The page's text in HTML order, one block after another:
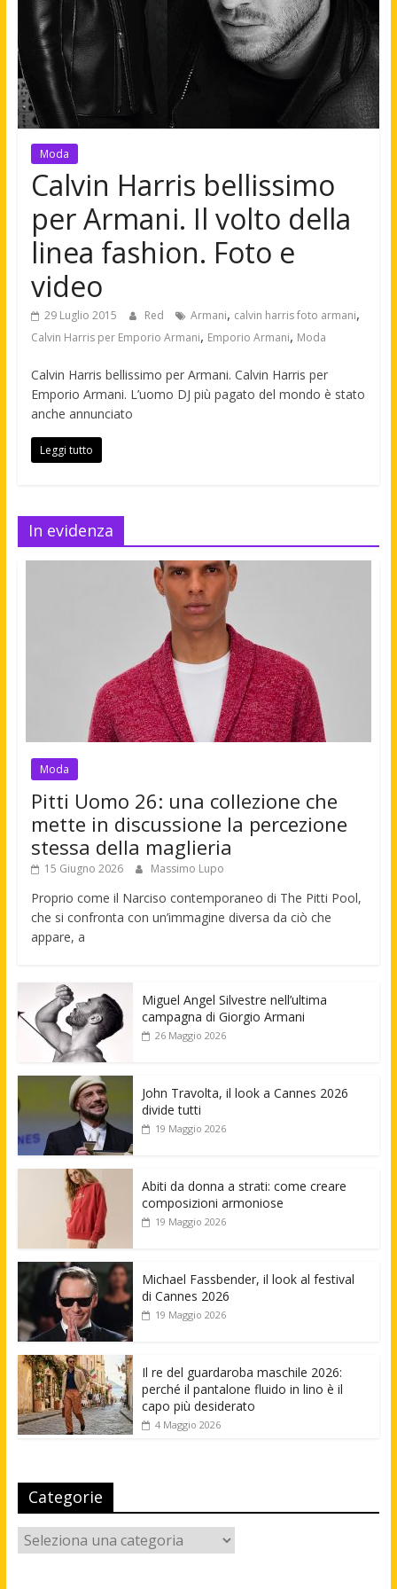
Moda
Calvin Harris bellissimo
per Armani. Il volto della
linea fashion. Foto e
video
29 Luglio 2015 Red Armani, calvin harris foto armani,
Calvin Harris per Emporio Armani, Emporio Armani, Moda
Calvin Harris bellissimo per Armani. Calvin Harris per
Emporio Armani. L’uomo DJ più pagato del mondo è stato
anche annunciato
Leggi tutto
In evidenza
Moda
Pitti Uomo 26: una collezione che
mette in discussione la percezione
stessa della maglieria
15 Giugno 2026 Massimo Lupo
Proprio come il Narciso contemporaneo di The Pitti Pool,
che si confronta con un’immagine diversa da ciò che
appare, a
Miguel Angel Silvestre nell’ultima
campagna di Giorgio Armani
26 Maggio 2026
John Travolta, il look a Cannes 2026
divide tutti
19 Maggio 2026
Abiti da donna a strati: come creare
composizioni armoniose
19 Maggio 2026
Michael Fassbender, il look al festival
di Cannes 2026
19 Maggio 2026
Il re del guardaroba maschile 2026:
perché il pantalone fluido in lino è il
capo più desiderato
4 Maggio 2026
Categorie
Categorie